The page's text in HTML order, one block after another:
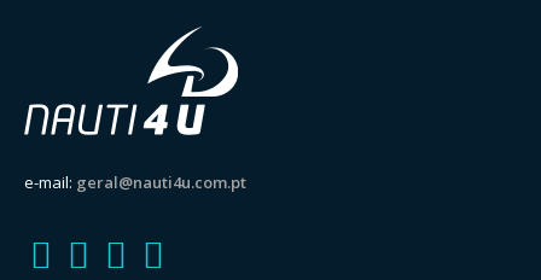
e-mail: geral@nauti4u.com.pt